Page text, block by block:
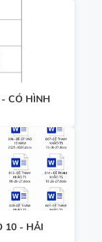
CÓ HÌNH
10 - HẢI